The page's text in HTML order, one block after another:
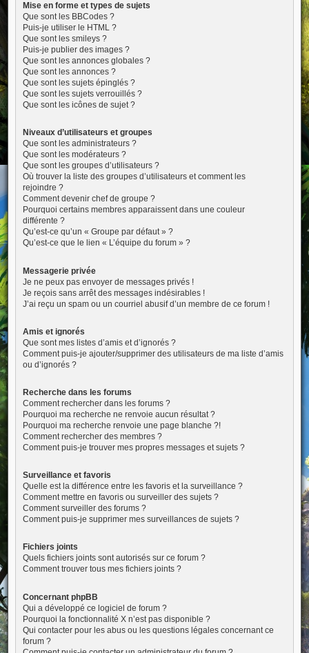
Mise en forme et types de sujets
Que sont les BBCodes ?
Puis-je utiliser le HTML ?
Que sont les smileys ?
Puis-je publier des images ?
Que sont les annonces globales ?
Que sont les annonces ?
Que sont les sujets épinglés ?
Que sont les sujets verrouillés ?
Que sont les icônes de sujet ?
Niveaux d’utilisateurs et groupes
Que sont les administrateurs ?
Que sont les modérateurs ?
Que sont les groupes d’utilisateurs ?
Où trouver la liste des groupes d’utilisateurs et comment les
rejoindre ?
Comment devenir chef de groupe ?
Pourquoi certains membres apparaissent dans une couleur
différente ?
Qu’est-ce qu’un « Groupe par défaut » ?
Qu’est-ce que le lien « L’équipe du forum » ?
Messagerie privée
Je ne peux pas envoyer de messages privés !
Je reçois sans arrêt des messages indésirables !
J’ai reçu un spam ou un courriel abusif d’un membre de ce forum !
Amis et ignorés
Que sont mes listes d’amis et d’ignorés ?
Comment puis-je ajouter/supprimer des utilisateurs de ma liste d’amis
ou d’ignorés ?
Recherche dans les forums
Comment rechercher dans les forums ?
Pourquoi ma recherche ne renvoie aucun résultat ?
Pourquoi ma recherche renvoie une page blanche ?!
Comment rechercher des membres ?
Comment puis-je trouver mes propres messages et sujets ?
Surveillance et favoris
Quelle est la différence entre les favoris et la surveillance ?
Comment mettre en favoris ou surveiller des sujets ?
Comment surveiller des forums ?
Comment puis-je supprimer mes surveillances de sujets ?
Fichiers joints
Quels fichiers joints sont autorisés sur ce forum ?
Comment trouver tous mes fichiers joints ?
Concernant phpBB
Qui a développé ce logiciel de forum ?
Pourquoi la fonctionnalité X n’est pas disponible ?
Qui contacter pour les abus ou les questions légales concernant ce
forum ?